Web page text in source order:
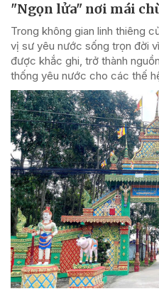
"Ngọn lửa" nơi mái
Trong không gian linh thiêng
vị sư yêu nước sống trọn đời
được khắc ghi, trở thành
thống yêu nước cho các thế